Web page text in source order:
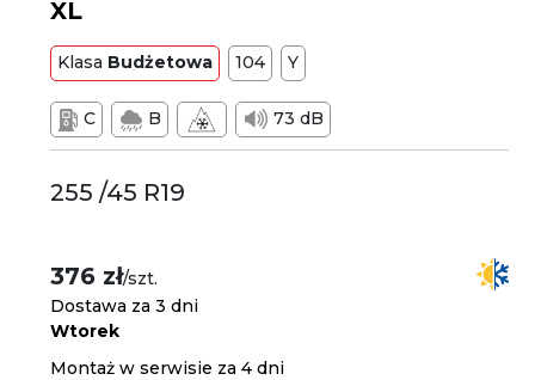
XL
Klasa Budżetowa 104 Y
C B 73 dB
255 /45 R19
376 zł/szt.
Dostawa za 3 dni
Wtorek
Montaż w serwisie za 4 dni